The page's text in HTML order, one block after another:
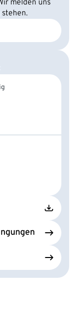
melden uns
stehen.